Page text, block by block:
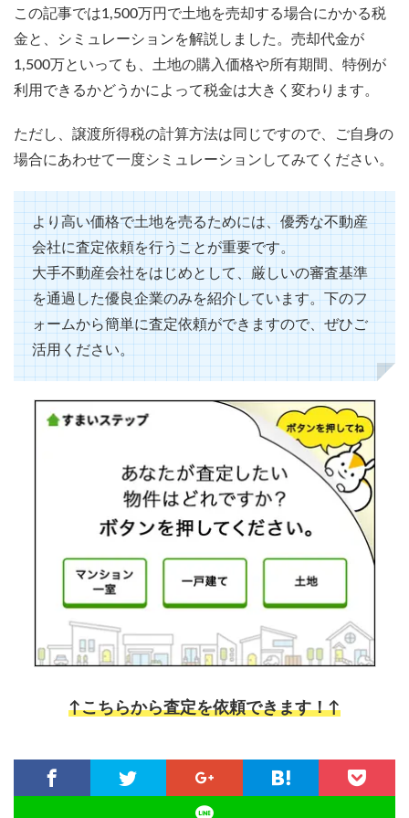
この記事では1,500万円で土地を売却する場合にかかる税
金と、シミュレーションを解説しました。売却代金が
1,500万といっても、土地の購入価格や所有期間、特例が
利用できるかどうかによって税金は大きく変わります。
ただし、譲渡所得税の計算方法は同じですので、ご自身の
場合にあわせて一度シミュレーションしてみてください。
より高い価格で土地を売るためには、優秀な不動産
会社に査定依頼を行うことが重要です。
大手不動産会社をはじめとして、厳しいの審査基準
を通過した優良企業のみを紹介しています。下のフ
ォームから簡単に査定依頼ができますので、ぜひご
活用ください。
↑こちらから査定を依頼できます！↑